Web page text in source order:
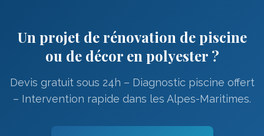
Un projet de rénovation de piscine
ou de décor en polyester ?
Devis gratuit sous 24h – Diagnostic piscine offert
– Intervention rapide dans les Alpes-Maritimes.